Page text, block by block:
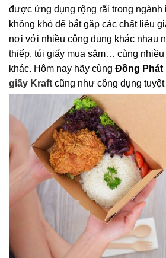
được ứng dụng rộng rãi trong ngành
không khó để bắt gặp các chất liệu
nơi với nhiều công dụng khác nhau
thiếp, túi giấy mua sắm… cùng
khác. Hôm nay hãy cùng Đồng Phát
giấy Kraft cũng như công dụng